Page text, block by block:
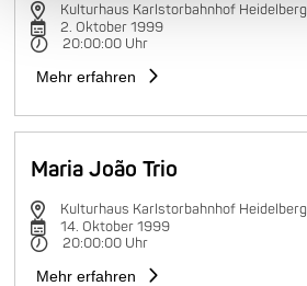
Kulturhaus Karlstorbahnhof Heidelberg
2. Oktober 1999
20:00:00 Uhr
Mehr erfahren
Maria João Trio
Kulturhaus Karlstorbahnhof Heidelberg
14. Oktober 1999
20:00:00 Uhr
Mehr erfahren